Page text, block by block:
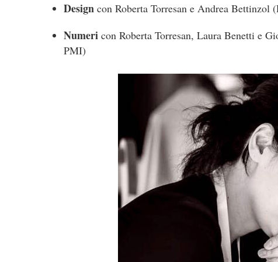
Designcon Roberta Torresan e Andrea Bettinzol
Numericon Roberta Torresan, Laura Benetti e
PMI)